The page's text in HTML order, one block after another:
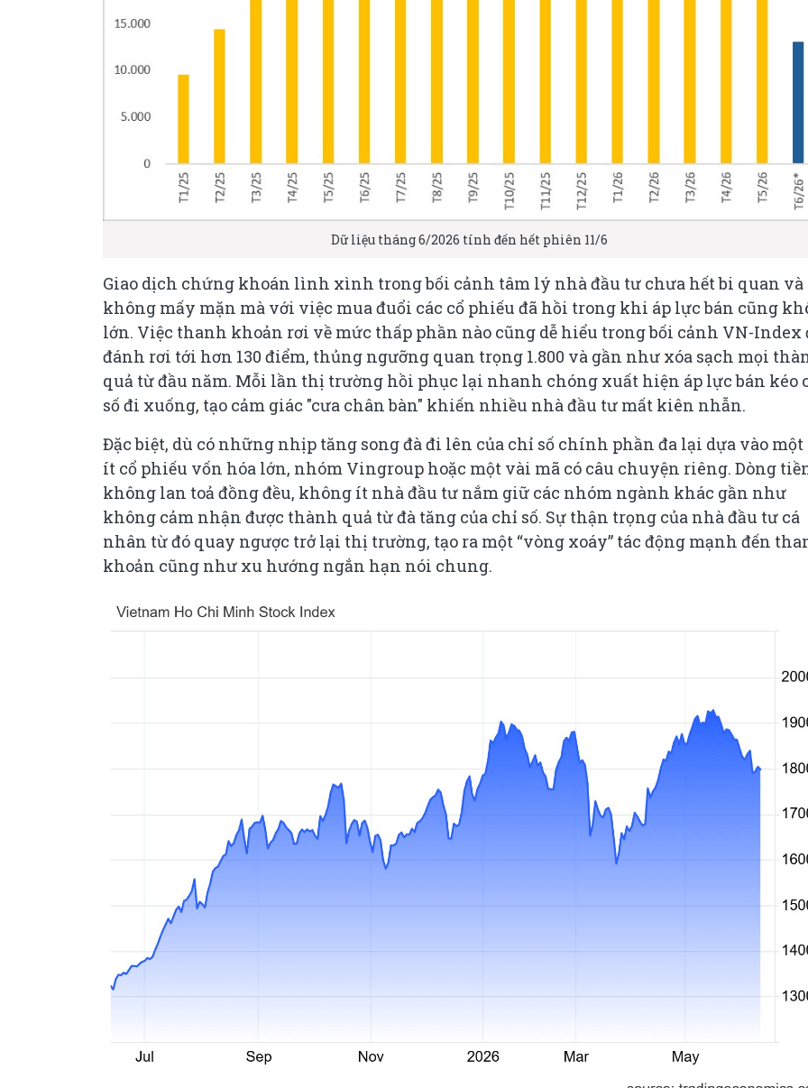
Dữ liệu tháng 6/2026 tính đến hết phiên 11/6
Giao dịch chứng khoán lình xình trong bối cảnh tâm lý nhà đầu tư chưa hết bi quan và
không mấy mặn mà với việc mua đuổi các cổ phiếu đã hồi trong khi áp lực bán cũng
lớn. Việc thanh khoản rơi về mức thấp phần nào cũng dễ hiểu trong bối cảnh VN-Index
đánh rơi tới hơn 130 điểm, thủng ngưỡng quan trọng 1.800 và gần như xóa sạch mọi
quả từ đầu năm. Mỗi lần thị trường hồi phục lại nhanh chóng xuất hiện áp lực bán kéo
số đi xuống, tạo cảm giác "cưa chân bàn" khiến nhiều nhà đầu tư mất kiên nhẫn.
Đặc biệt, dù có những nhịp tăng song đà đi lên của chỉ số chính phần đa lại dựa vào một
ít cổ phiếu vốn hóa lớn, nhóm Vingroup hoặc một vài mã có câu chuyện riêng. Dòng
không lan toả đồng đều, không ít nhà đầu tư nắm giữ các nhóm ngành khác gần như
không cảm nhận được thành quả từ đà tăng của chỉ số. Sự thận trọng của nhà đầu tư cá
nhân từ đó quay ngược trở lại thị trường, tạo ra một “vòng xoáy” tác động mạnh đến
khoản cũng như xu hướng ngắn hạn nói chung.